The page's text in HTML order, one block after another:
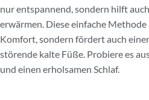
nur entspannend, sondern hilft
erwärmen. Diese einfache
Komfort, sondern fördert auch
störende kalte Füße. Probiere es
und einen erholsamen Schlaf.